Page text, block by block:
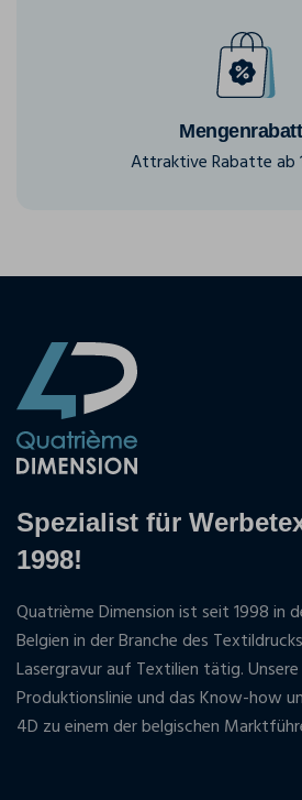
Attraktive Rabatte ab
Spezialist für
1998!
Quatrième Dimension ist seit 1998 in
Belgien in der Branche des
Lasergravur auf Textilien tätig.
Produktionslinie und das Know-how
4D zu einem der belgischen